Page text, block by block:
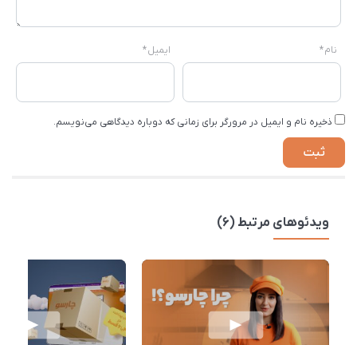
نام* ایمیل*
ذخیره نام و ایمیل در مرورگر برای زمانی که دوباره دیدگاهی می‌نویسم.
ویدئوهای مرتبط (6)